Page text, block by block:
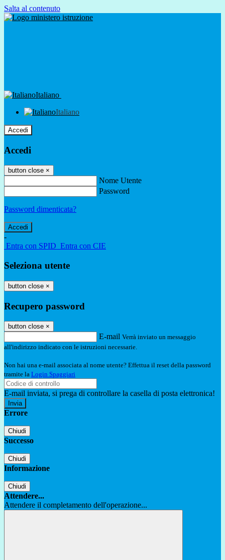
Salta al contenuto
Italiano
Italiano
Accedi
Accedi
button close ×
Nome Utente
Password
Password dimenticata?
-
Entra con SPID Entra con CIE
Seleziona utente
button close ×
Recupero password
button close ×
E-mail Verrà inviato un messaggio
all'indirizzo indicato con le istruzioni necessarie.
Non hai una e-mail associata al nome utente? Effettua il reset della password
tramite la Login Spaggiari
E-mail inviata, si prega di controllare la casella di posta elettronica!
Errore
Chiudi
Successo
Chiudi
Informazione
Chiudi
Attendere...
Attendere il completamento dell'operazione...